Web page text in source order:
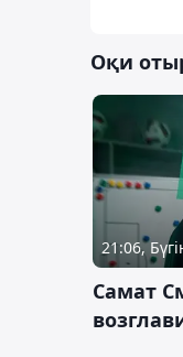
Оқи
21:06,
Самат